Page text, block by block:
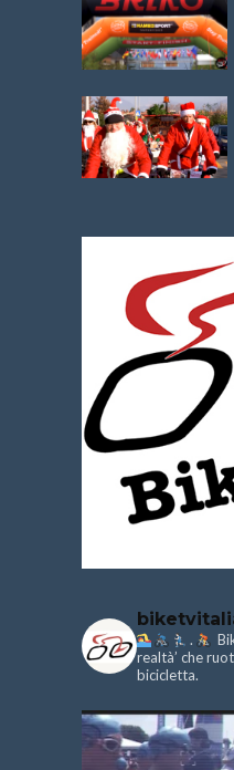
.
realtà’ che
bicicletta.